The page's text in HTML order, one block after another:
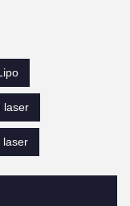
laser
laser